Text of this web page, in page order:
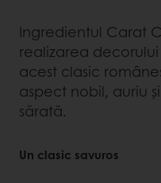
Ingredientul Carat
realizarea
acest clasic
aspect nobil, auriu
sărată.
Un clasic savuros